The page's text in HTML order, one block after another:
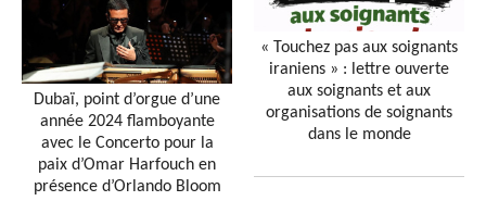
Dubaï, point d’orgue d’une
année 2024 flamboyante
avec le Concerto pour la
paix d’Omar Harfouch en
présence d’Orlando Bloom
« Touchez pas aux soignants
iraniens » : lettre ouverte
aux soignants et aux
organisations de soignants
dans le monde